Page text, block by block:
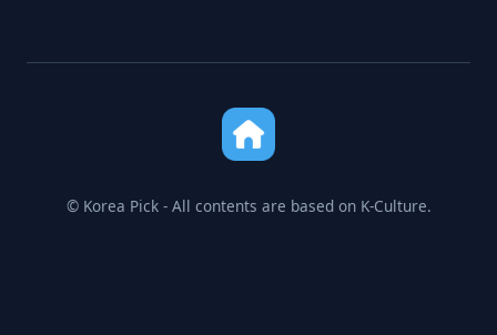
© Korea Pick - All contents are based on K-Culture.